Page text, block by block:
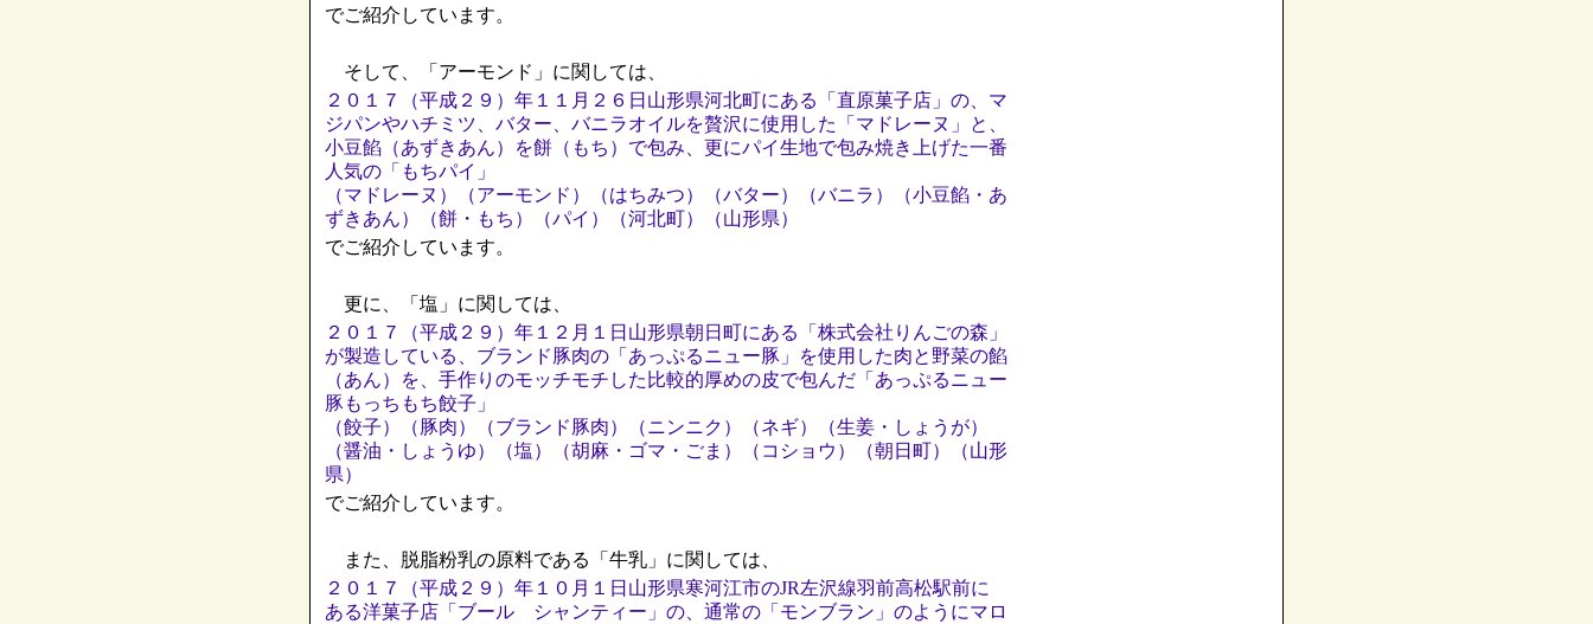
でご紹介しています。
そして、「アーモンド」に関しては、
２０１７（平成２９）年１１月２６日山形県河北町にある「直原菓子店」の、マ
ジパンやハチミツ、バター、バニラオイルを贅沢に使用した「マドレーヌ」と、
小豆餡（あずきあん）を餅（もち）で包み、更にパイ生地で包み焼き上げた一番
人気の「もちパイ」
（マドレーヌ）（アーモンド）（はちみつ）（バター）（バニラ）（小豆餡・あ
ずきあん）（餅・もち）（パイ）（河北町）（山形県）
でご紹介しています。
更に、「塩」に関しては、
２０１７（平成２９）年１２月１日山形県朝日町にある「株式会社りんごの森」
が製造している、ブランド豚肉の「あっぷるニュー豚」を使用した肉と野菜の餡
（あん）を、手作りのモッチモチした比較的厚めの皮で包んだ「あっぷるニュー
豚もっちもち餃子」
（餃子）（豚肉）（ブランド豚肉）（ニンニク）（ネギ）（生姜・しょうが）
（醤油・しょうゆ）（塩）（胡麻・ゴマ・ごま）（コショウ）（朝日町）（山形
県）
でご紹介しています。
また、脱脂粉乳の原料である「牛乳」に関しては、
２０１７（平成２９）年１０月１日山形県寒河江市のJR左沢線羽前高松駅前に
ある洋菓子店「ブール シャンティー」の、通常の「モンブラン」のようにマロ